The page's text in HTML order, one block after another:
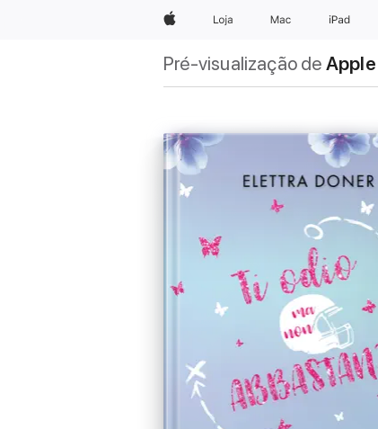
AppleLoja Mac iPad
Pré-visualização de